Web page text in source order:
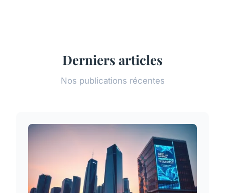
Derniers articles
Nos publications récentes